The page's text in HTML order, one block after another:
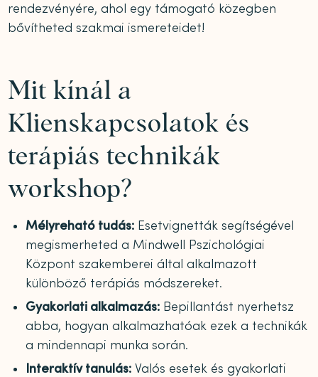
rendezvényére, ahol egy támogató közegben
bővítheted szakmai ismereteidet!
Mit kínál a
Klienskapcsolatok és
terápiás technikák
workshop?
Mélyreható tudás: Esetvignetták segítségével
megismerheted a Mindwell Pszichológiai
Központ szakemberei által alkalmazott
különböző terápiás módszereket.
Gyakorlati alkalmazás: Bepillantást nyerhetsz
abba, hogyan alkalmazhatóak ezek a technikák
a mindennapi munka során.
Interaktív tanulás: Valós esetek és gyakorlati